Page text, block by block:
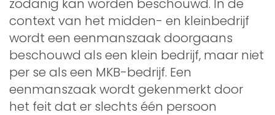
zodanig kan worden beschouwd. In de
context van het midden- en kleinbedrijf
wordt een eenmanszaak doorgaans
beschouwd als een klein bedrijf, maar niet
per se als een MKB-bedrijf. Een
eenmanszaak wordt gekenmerkt door
het feit dat er slechts één persoon